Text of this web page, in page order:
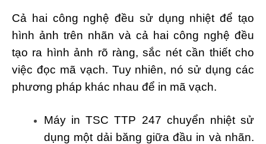
Cả hai công nghệ đều sử dụng nhiệt để tạo
hình ảnh trên nhãn và cả hai công nghệ đều
tạo ra hình ảnh rõ ràng, sắc nét cần thiết cho
việc đọc mã vạch. Tuy nhiên, nó sử dụng các
phương pháp khác nhau để in mã vạch.
Máy in TSC TTP 247 chuyển nhiệt sử
dụng một dải băng giữa đầu in và nhãn.